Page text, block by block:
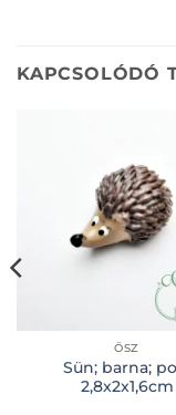
KAPCSOLÓDÓ
ŐSZ
Sün; barna;
2,8x2x1,6cm